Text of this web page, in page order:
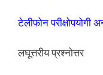
टेलीफोन परीक्षोपयोगी
लघूत्तरीय प्रश्नोत्तर